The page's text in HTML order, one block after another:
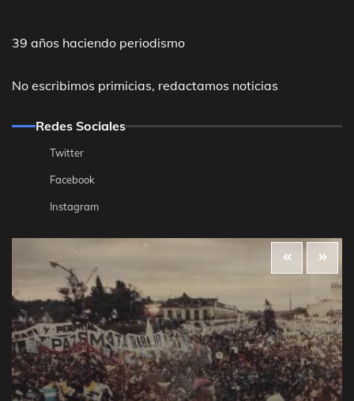
39 años haciendo periodismo
No escribimos primicias, redactamos noticias
Redes Sociales
Twitter
Facebook
Instagram